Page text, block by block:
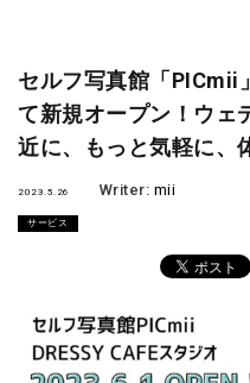
セルフ写真館「PICmii
て新規オープン！ウェ
近に、もっと気軽に、
2023.5.26 Writer: mii
サービス